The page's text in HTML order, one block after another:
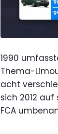
1990
Thema-
acht
sich 2012
FCA